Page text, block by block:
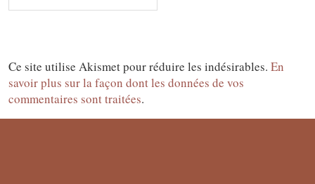
Ce site utilise Akismet pour réduire les indésirables. En
savoir plus sur la façon dont les données de vos
commentaires sont traitées.